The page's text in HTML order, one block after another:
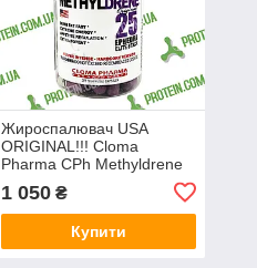
Жироспалювач USA
ORIGINAL!!! Cloma
Pharma CPh Methyldrene
1 050₴
Купити